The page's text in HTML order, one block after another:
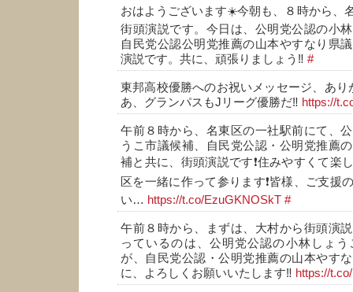
おはようございます☀️今朝も、８時から、
街頭演説です。今日は、公明党公認の小
自民党公認公明党推薦の山本やすなり県
演説です。共に、頑張りましょう‼️ #
東邦高校優勝へのお祝いメッセージ、あり
あ、グランパスもJリーグ優勝だ‼️ https://
午前８時から、名東区の一社駅前にて、
うこ市議候補、自民党公認・公明党推薦
補と共に、街頭演説です❗住みやすくて楽
区を一緒に作って参ります❗皆様、ご支援
い… https://t.co/EzuGKNOSkT #
午前８時から、まずは、大村から街頭演
っているのは、公明党公認の小林しょ
が、自民党公認・公明党推薦の山本やす
に、よろしくお願いいたします‼️ https://